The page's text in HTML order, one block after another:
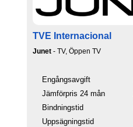
TVE Internacional
Junet - TV, Öppen TV
Engångsavgift
Jämförpris 24 mån
Bindningstid
Uppsägningstid